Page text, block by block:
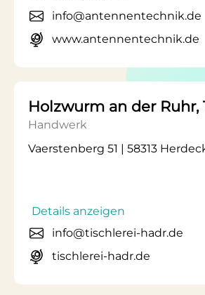
info@antennentechnik.de
www.antennentechnik.de
Holzwurm an der Ruhr,
Handwerk
Vaerstenberg 51 | 58313
Details anzeigen
info@tischlerei-hadr.de
tischlerei-hadr.de